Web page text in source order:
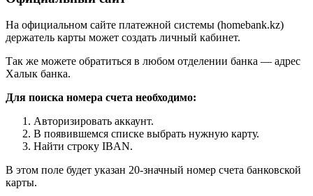
На официальном сайте платежной системы (homebank.kz)
держатель карты может создать личный кабинет.
Так же можете обратиться в любом отделении банка — адрес
Халык банка.
Для поиска номера счета необходимо:
Авторизировать аккаунт.
В появившемся списке выбрать нужную карту.
Найти строку IBAN.
В этом поле будет указан 20-значный номер счета банковской
карты.